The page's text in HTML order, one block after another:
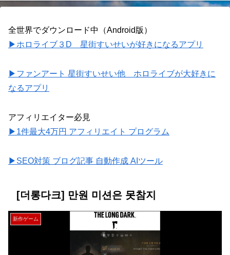
全世界でダウンロード中（Android版）
▶ホロライブ３D 星街すいせいが好きになるアプリ
▶ファンアート 星街すいせい他 ホロライブが大好きに
なるアプリ
アフィリエイター必見
▶1件最大4万円 アフィリエイト プログラム
▶SEO対策 ブログ記事 自動作成 AIツール
[더롱다크] 만원 미션은 못참지
新作ゲーム